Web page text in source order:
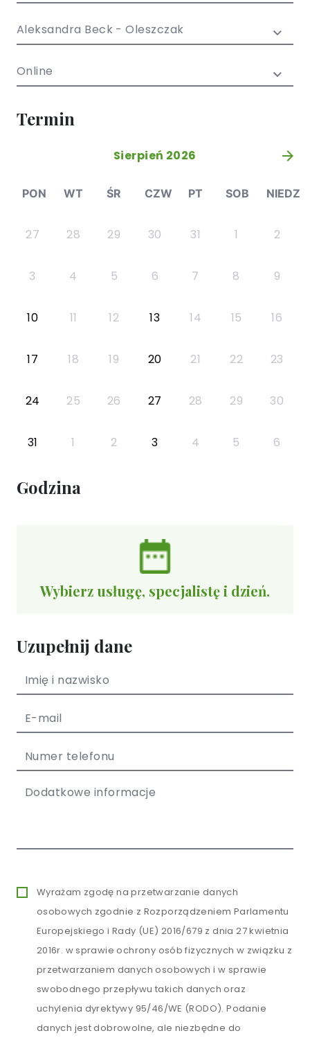
młodzieży
Aleksandra Beck - Oleszczak
Online
Termin
Sierpień 2026 »
PON WT ŚR CZW PT SOB NIEDZ
27 28 29 30 31 1 2
3 4 5 6 7 8 9
10 11 12 13 14 15 16
17 18 19 20 21 22 23
24 25 26 27 28 29 30
31 1 2 3 4 5 6
Godzina
Wybierz usługę, specjalistę i dzień.
Uzupełnij dane
Wyrażam zgodę na przetwarzanie danych
osobowych zgodnie z Rozporządzeniem Parlamentu
Europejskiego i Rady (UE) 2016/679 z dnia 27 kwietnia
2016r. w sprawie ochrony osób fizycznych w związku z
przetwarzaniem danych osobowych i w sprawie
swobodnego przepływu takich danych oraz
uchylenia dyrektywy 95/46/WE (RODO). Podanie
danych jest dobrowolne, ale niezbędne do